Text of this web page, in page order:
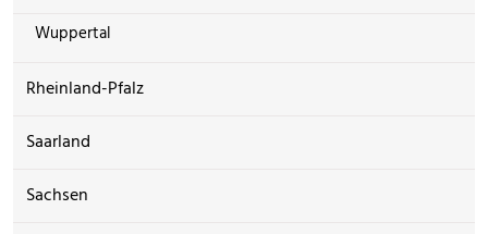
Wuppertal
Rheinland-Pfalz
Saarland
Sachsen